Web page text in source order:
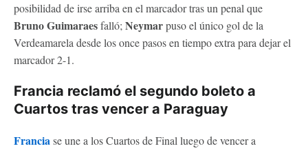
posibilidad de irse arriba en el marcador tras un penal que
Bruno Guimaraesfalló;Neymarpuso el único gol de la
Verdeamarela desde los once pasos en tiempo extra para dejar el
marcador 2-1.
Francia reclamó el segundo boleto a
Cuartos tras vencer a Paraguay
Franciase une a los Cuartos de Final luego de vencer a